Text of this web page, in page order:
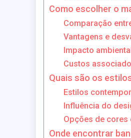
Como escolher o
Comparação
Vantagens e
Impacto
Custos
Quais são os
Estilos
Influência do
Opções de cores
Onde encontrar